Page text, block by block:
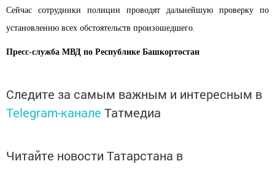
Сейчас сотрудники полиции проводят дальнейшую проверку по
установлению всех обстоятельств произошедшего.
Пресс-служба МВД по Республике Башкортостан
Следите за самым важным и интересным в
Telegram-канале Татмедиа
Читайте новости Татарстана в